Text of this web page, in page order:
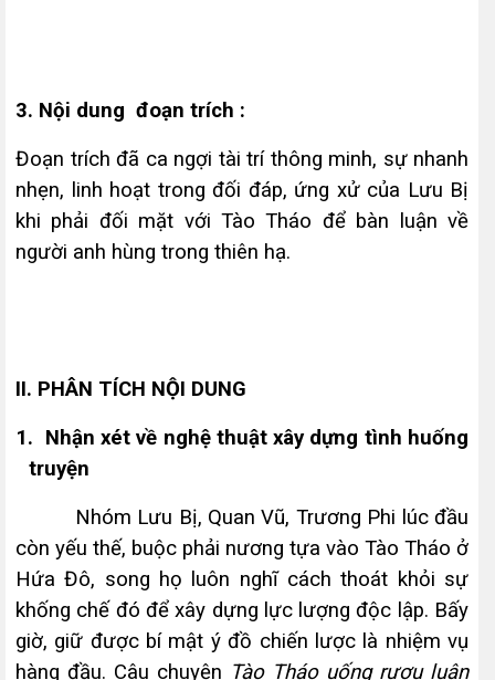
3. Nội dung đoạn trích :
Đoạn trích đã ca ngợi tài trí thông minh, sự nhanh
nhẹn, linh hoạt trong đối đáp, ứng xử của Lưu Bị
khi phải đối mặt với Tào Tháo để bàn luận về
người anh hùng trong thiên hạ.
II. PHÂN TÍCH NỘI DUNG
1. Nhận xét về nghệ thuật xây dựng tình huống
truyện
Nhóm Lưu Bị, Quan Vũ, Trương Phi lúc đầu
còn yếu thế, buộc phải n­ương tựa vào Tào Tháo ở
Hứa Đô, song họ luôn nghĩ cách thoát khỏi sự
khống chế đó để xây dựng lực lượng độc lập. Bấy
giờ, giữ được bí mật ý đồ chiến lược là nhiệm vụ
hàng đầu. Câu chuyện Tào Tháo uống r­ượu luận